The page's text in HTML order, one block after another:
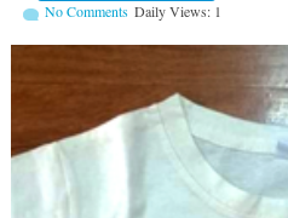
Daily Views: 1
No Comments